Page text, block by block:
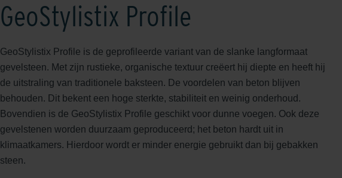
GeoStylistix Profile
GeoStylistix Profile is de geprofileerde variant van de slanke langformaat
gevelsteen. Met zijn rustieke, organische textuur creëert hij diepte en heeft hij
de uitstraling van traditionele baksteen. De voordelen van beton blijven
behouden. Dit bekent een hoge sterkte, stabiliteit en weinig onderhoud.
Bovendien is de GeoStylistix Profile geschikt voor dunne voegen. Ook deze
gevelstenen worden duurzaam geproduceerd; het beton hardt uit in
klimaatkamers. Hierdoor wordt er minder energie gebruikt dan bij gebakken
steen.